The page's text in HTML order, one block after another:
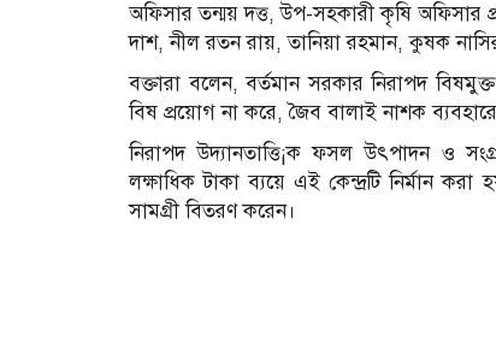
অফিসার তন্ময় দত্ত, উপ-সহকারী কৃষি
দাশ, নীল রতন রায়, তানিয়া রহমান, কুষক
বক্তারা বলেন, বর্তমান সরকার নিরাপদ
বিষ প্রয়োগ না করে, জৈব বালাই নাশক
নিরাপদ উদ্যানতাত্তি¡ক ফসল উৎপাদন ও
লক্ষাধিক টাকা ব্যয়ে এই কেন্দ্রটি নির্মান
সামগ্রী বিতরণ করেন।